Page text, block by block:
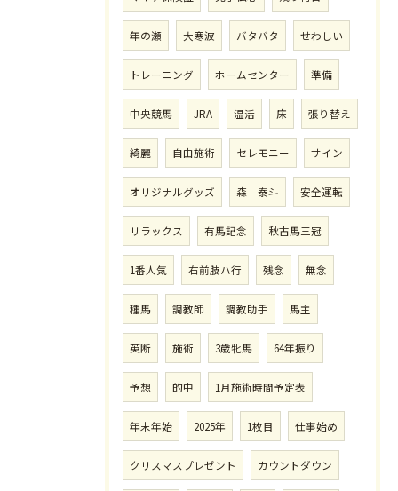
年の瀬 大寒波 バタバタ せわしい
トレーニング ホームセンター 準備
中央競馬 JRA 温活 床 張り替え
綺麗 自由施術 セレモニー サイン
オリジナルグッズ 森 泰斗 安全運転
リラックス 有馬記念 秋古馬三冠
1番人気 右前肢ハ行 残念 無念
種馬 調教師 調教助手 馬主
英断 施術 3歳牝馬 64年振り
予想 的中 1月施術時間予定表
年末年始 2025年 1枚目 仕事始め
クリスマスプレゼント カウントダウン